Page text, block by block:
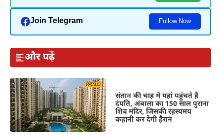
Join Telegram Follow Now
और पढ़ें
संतान की चाह में यहां पहुंचते हैं
दंपति, अंबाला का 150 साल पुराना
शिव मंदिर, जिसकी रहस्यमय
कहानी कर देगी हैरान